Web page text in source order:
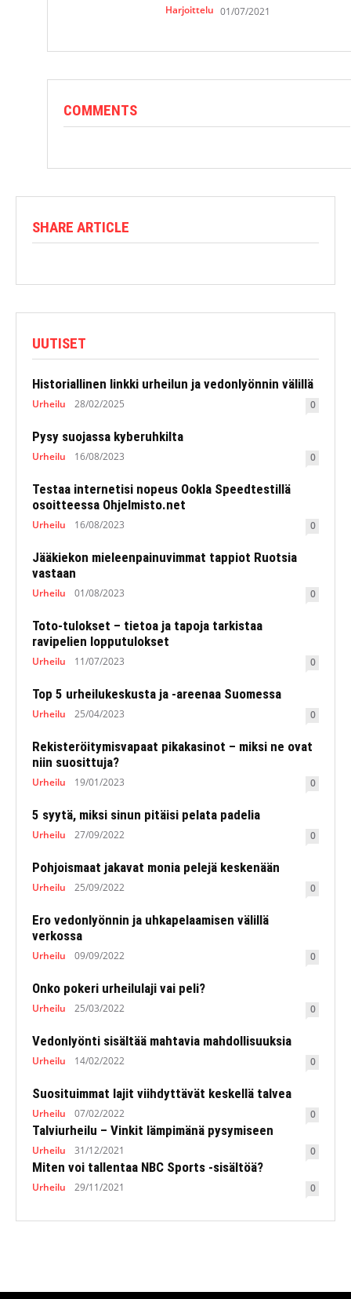
Harjoittelu 01/07/2021
COMMENTS
SHARE ARTICLE
UUTISET
Historiallinen linkki urheilun ja vedonlyönnin välillä
Urheilu 28/02/2025 0
Pysy suojassa kyberuhkilta
Urheilu 16/08/2023 0
Testaa internetisi nopeus Ookla Speedtestillä
osoitteessa Ohjelmisto.net
Urheilu 16/08/2023 0
Jääkiekon mieleenpainuvimmat tappiot Ruotsia
vastaan
Urheilu 01/08/2023 0
Toto-tulokset – tietoa ja tapoja tarkistaa
ravipelien lopputulokset
Urheilu 11/07/2023 0
Top 5 urheilukeskusta ja -areenaa Suomessa
Urheilu 25/04/2023 0
Rekisteröitymisvapaat pikakasinot – miksi ne ovat
niin suosittuja?
Urheilu 19/01/2023 0
5 syytä, miksi sinun pitäisi pelata padelia
Urheilu 27/09/2022 0
Pohjoismaat jakavat monia pelejä keskenään
Urheilu 25/09/2022 0
Ero vedonlyönnin ja uhkapelaamisen välillä
verkossa
Urheilu 09/09/2022 0
Onko pokeri urheilulaji vai peli?
Urheilu 25/03/2022 0
Vedonlyönti sisältää mahtavia mahdollisuuksia
Urheilu 14/02/2022 0
Suosituimmat lajit viihdyttävät keskellä talvea
Urheilu 07/02/2022 0
Talviurheilu – Vinkit lämpimänä pysymiseen
Urheilu 31/12/2021 0
Miten voi tallentaa NBC Sports -sisältöä?
Urheilu 29/11/2021 0